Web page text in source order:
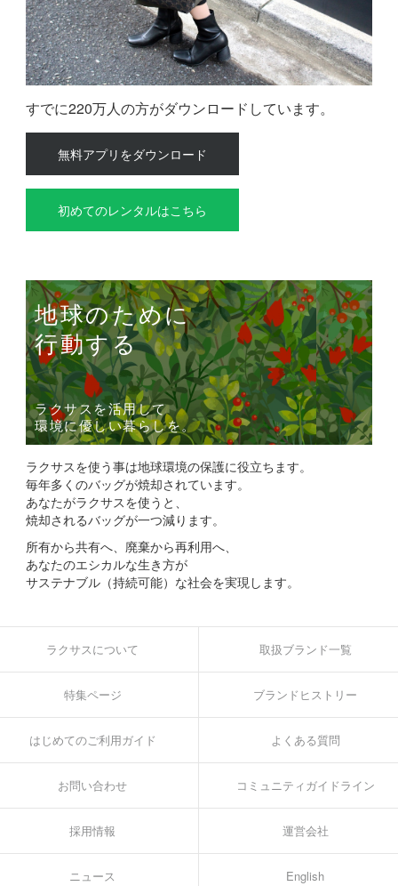
すでに220万人の方がダウンロードしています。
無料アプリをダウンロード
初めてのレンタルはこちら
地球のために
行動する
ラクサスを活用して
環境に優しい暮らしを。
ラクサスを使う事は地球環境の保護に役立ちます。
毎年多くのバッグが焼却されています。
あなたがラクサスを使うと、
焼却されるバッグが一つ減ります。
所有から共有へ、廃棄から再利用へ、
あなたのエシカルな生き方が
サステナブル（持続可能）な社会を実現します。
ラクサスについて 取扱ブランド一覧
特集ページ ブランドヒストリー
はじめてのご利用ガイド よくある質問
お問い合わせ コミュニティガイドライン
採用情報 運営会社
ニュース English